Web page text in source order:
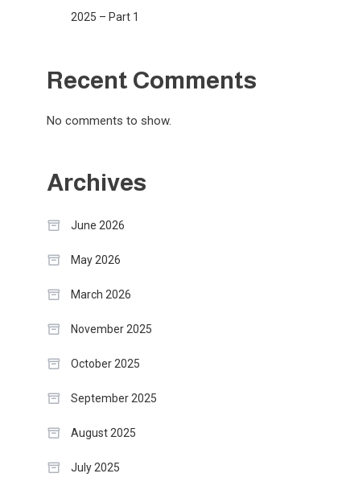
2025 – Part 1
Recent Comments
No comments to show.
Archives
June 2026
May 2026
March 2026
November 2025
October 2025
September 2025
August 2025
July 2025